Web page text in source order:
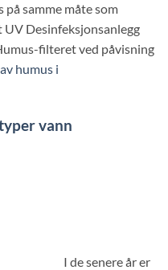
samme måte som
Desinfeksjonsanlegg
filteret ved påvisning
humus i
vann
I de senere år er